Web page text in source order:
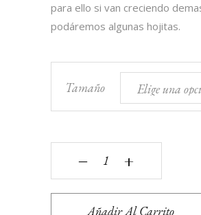
para ello si van creciendo
podáremos algunas hojitas.
Tamaño
Invernadero Cantidad
‒ +
Añadir Al Carrito